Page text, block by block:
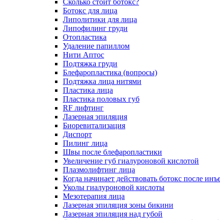
Сколько стоит ботокс?
Ботокс для лица
Липолитики для лица
Липофилинг груди
Отопластика
Удаление папиллом
Нити Аптос
Подтяжка груди
Блефаропластика (вопросы)
Подтяжка лица нитями
Пластика лица
Пластика половых губ
RF лифтинг
Лазерная эпиляция
Биоревитализация
Диспорт
Пилинг лица
Швы после блефаропластики
Увеличение губ гиалуроновой кислотой
Плазмолифтинг лица
Когда начинает действовать ботокс после
Уколы гиалуроновой кислоты
Мезотерапия лица
Лазерная эпиляция зоны бикини
Лазерная эпиляция над губой